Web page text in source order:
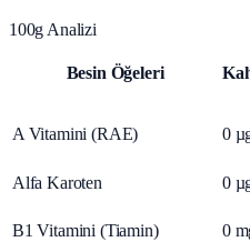
100g Analizi
Besin Öğeleri
A Vitamini (RAE) 0
Alfa Karoten 0
B1 Vitamini (Tiamin) 0